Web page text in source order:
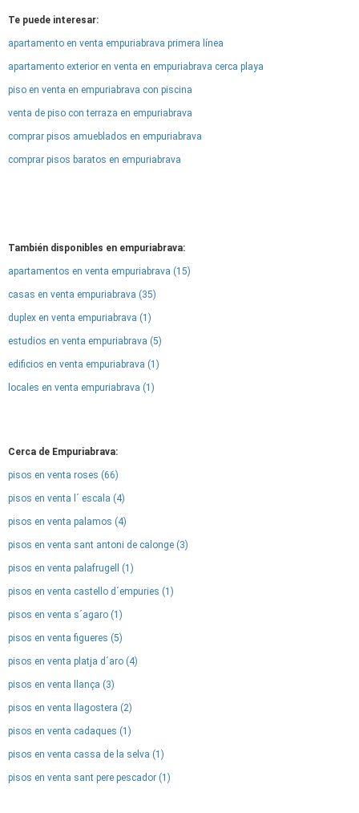
Te puede interesar:
apartamento en venta empuriabrava primera línea
apartamento exterior en venta en empuriabrava cerca playa
piso en venta en empuriabrava con piscina
venta de piso con terraza en empuriabrava
comprar pisos amueblados en empuriabrava
comprar pisos baratos en empuriabrava
También disponibles en empuriabrava:
apartamentos en venta empuriabrava (15)
casas en venta empuriabrava (35)
duplex en venta empuriabrava (1)
estudios en venta empuriabrava (5)
edificios en venta empuriabrava (1)
locales en venta empuriabrava (1)
Cerca de Empuriabrava:
pisos en venta roses (66)
pisos en venta l´ escala (4)
pisos en venta palamos (4)
pisos en venta sant antoni de calonge (3)
pisos en venta palafrugell (1)
pisos en venta castello d´empuries (1)
pisos en venta s´agaro (1)
pisos en venta figueres (5)
pisos en venta platja d´aro (4)
pisos en venta llança (3)
pisos en venta llagostera (2)
pisos en venta cadaques (1)
pisos en venta cassa de la selva (1)
pisos en venta sant pere pescador (1)